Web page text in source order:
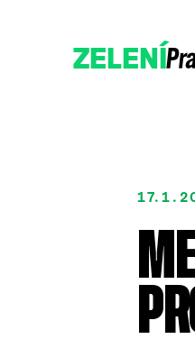
ZELENÍ
Podpořte nás